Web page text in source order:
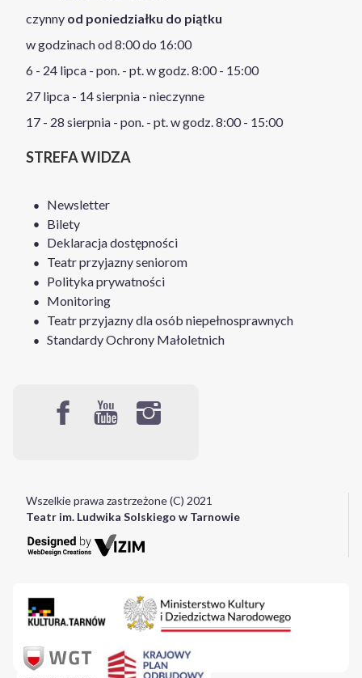
czynny od poniedziałku do piątku
w godzinach od 8:00 do 16:00
6 - 24 lipca - pon. - pt. w godz. 8:00 - 15:00
27 lipca - 14 sierpnia - nieczynne
17 - 28 sierpnia - pon. - pt. w godz. 8:00 - 15:00
STREFA WIDZA
Newsletter
Bilety
Deklaracja dostępności
Teatr przyjazny seniorom
Polityka prywatności
Monitoring
Teatr przyjazny dla osób niepełnosprawnych
Standardy Ochrony Małoletnich
Wszelkie prawa zastrzeżone (C) 2021
Teatr im. Ludwika Solskiego w Tarnowie